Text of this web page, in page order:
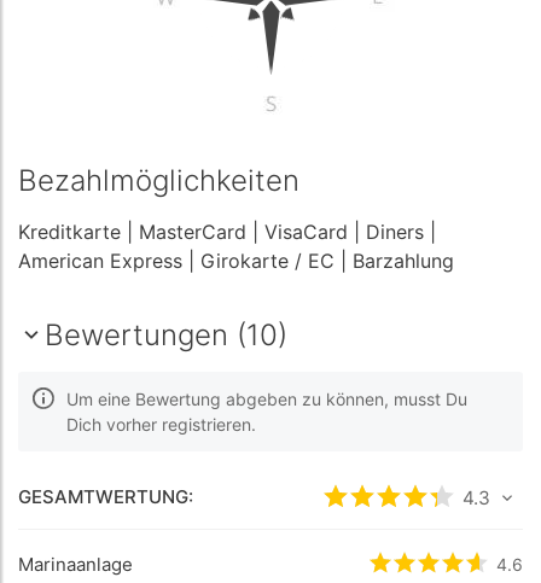
Bezahlmöglichkeiten
Kreditkarte | MasterCard | VisaCard | Diners
American Express
| Girokarte / EC | Barzahlung
Bewertungen (10)
Um eine Bewertung abgeben zu können, musst Du
Dich vorher registrieren.
GESAMTWERTUNG: bewertet4.3/5
4.3
Marinaanlage bewertet4.6/
4.6